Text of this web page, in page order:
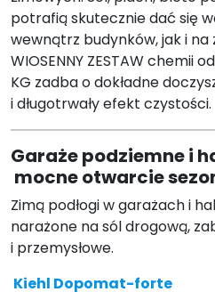
potrafią skutecznie dać się
wewnątrz budynków, jak i
WIOSENNY ZESTAW chemii
KG zadba o dokładne
i długotrwały efekt czystości.
Garaże podziemne i
mocne otwarcie
Zimą podłogi w garażach i
narażone na sól drogową,
i przemysłowe.
Kiehl Dopomat-forte